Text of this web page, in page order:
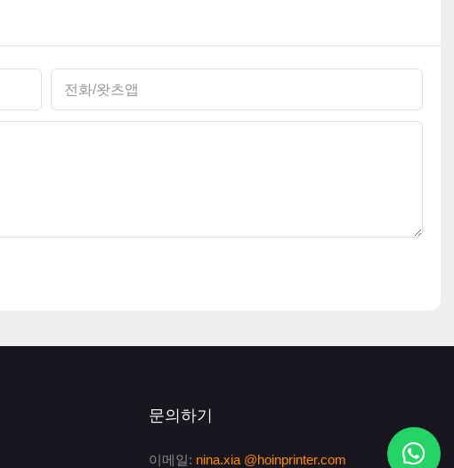
전화/왓츠앱
문의하기
이메일: nina.xia @hoinprinter.com